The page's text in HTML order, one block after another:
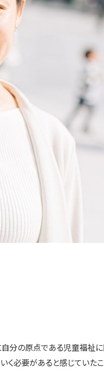
分の原点である児童福祉
必要があると感じてい